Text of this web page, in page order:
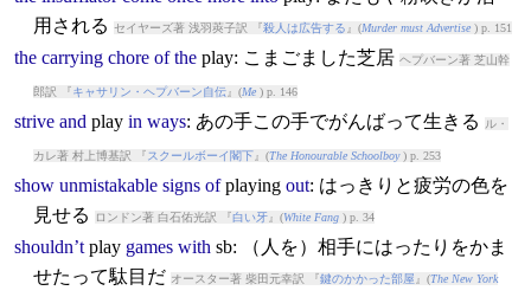
用される
セイヤーズ著 浅羽莢子訳 『殺人は広告する 』(Murder must Advertise) p. 151
the carrying chore of the play: こまごました芝居 ヘプバーン著 芝山幹
郎訳 『 キャサリン・ヘプバーン自伝』(Me) p. 146
strive and play in ways: あの手この手でがんばって生きる ル・
カレ著 村上博基訳 『 スクールボーイ閣下 』(The Honourable Schoolboy) p. 253
show unmistakable signs of playing out: はっきりと疲労の色を
見せる
ロンドン著 白石佑光訳 『白い牙』(White Fang) p. 34
shouldn’t play games withsb: （人を）相手にはったりをかま
せたって駄目だ オースター著 柴田元幸訳 『鍵のかかった部屋 』(The New York